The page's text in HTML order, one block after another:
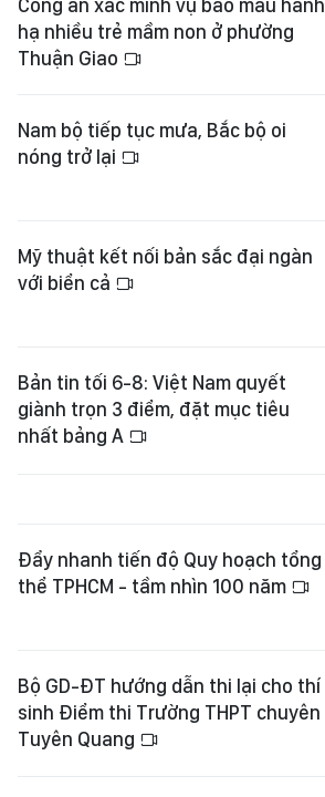
hạ nhiều trẻ mầm non ở phường
Thuận Giao
Nam bộ tiếp tục mưa, Bắc bộ oi
nóng trở lại
Mỹ thuật kết nối bản sắc đại ngàn
với biển cả
Bản tin tối 6-8: Việt Nam quyết
giành trọn 3 điểm, đặt mục tiêu
nhất bảng A
Đẩy nhanh tiến độ Quy hoạch tổng
thể TPHCM - tầm nhìn 100 năm
Bộ GD-ĐT hướng dẫn thi lại cho thí
sinh Điểm thi Trường THPT chuyên
Tuyên Quang